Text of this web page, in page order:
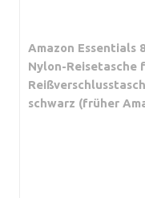
Amazon Essentials
Nylon-Reisetasche
schwarz (früher